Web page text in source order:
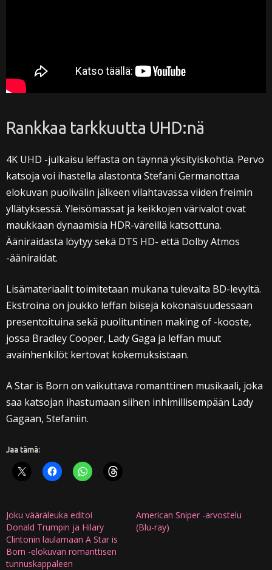
Rankkaa tarkkuutta UHD:nä
4K UHD -julkaisu leffasta on täynnä yksityiskohtia. Pervo
katsoja voi ihastella alastonta Stefani Germanottaa
elokuvan puolivälin jälkeen vilahtavassa viiden freimin
yllätyksessä. Yleisömassat ja keikkojen värivalot ovat
maukkaan dynaamisia HDR-väreillä katsottuna.
Ääniraidasta löytyy sekä DTS HD- että Dolby Atmos
-ääniraidat.
Lisämateriaalit toimitetaan mukana tulevalta BD-levyltä.
Ekstroina on joukko leffan biisejä kokonaisuudessaan
presentoituina sekä puolituntinen making of -kooste,
jossa Bradley Cooper, Lady Gaga ja leffan muut
avainhenkilöt kertovat kokemuksistaan.
A Star is Born on vaikuttava romanttinen musikaali, joka
saa katsojan ihastumaan siihen inhimillisempään Lady
Gagaan, Stefaniin.
Jaa tämä:
Joku vääräleuka editoi
Donald Trumpin ja Hilary
Clintonin laulamaan A Star is
Born -elokuvan romanttisen
tunnuskappaleen
American Sniper -arvostelu
(Blu-ray)